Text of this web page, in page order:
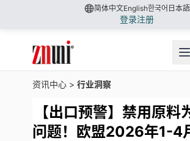
简体中文English한국어 日本語
登录注册
资讯中心 > 行业洞察
【出口预警】禁用原料
问题！欧盟2026年1-4